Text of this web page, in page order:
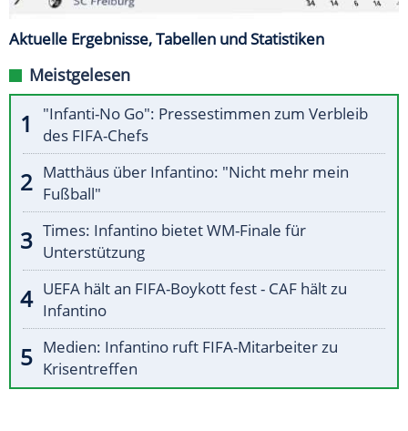
Aktuelle Ergebnisse, Tabellen und Statistiken
Meistgelesen
"Infanti-No Go": Pressestimmen zum Verbleib
des FIFA-Chefs
Matthäus über Infantino: "Nicht mehr mein
Fußball"
Times: Infantino bietet WM-Finale für
Unterstützung
UEFA hält an FIFA-Boykott fest - CAF hält zu
Infantino
Medien: Infantino ruft FIFA-Mitarbeiter zu
Krisentreffen